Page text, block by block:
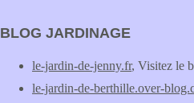
BLOG JARDINAGE
le-jardin-de-jenny.fr, Visitez le
le-jardin-de-berthille.over-